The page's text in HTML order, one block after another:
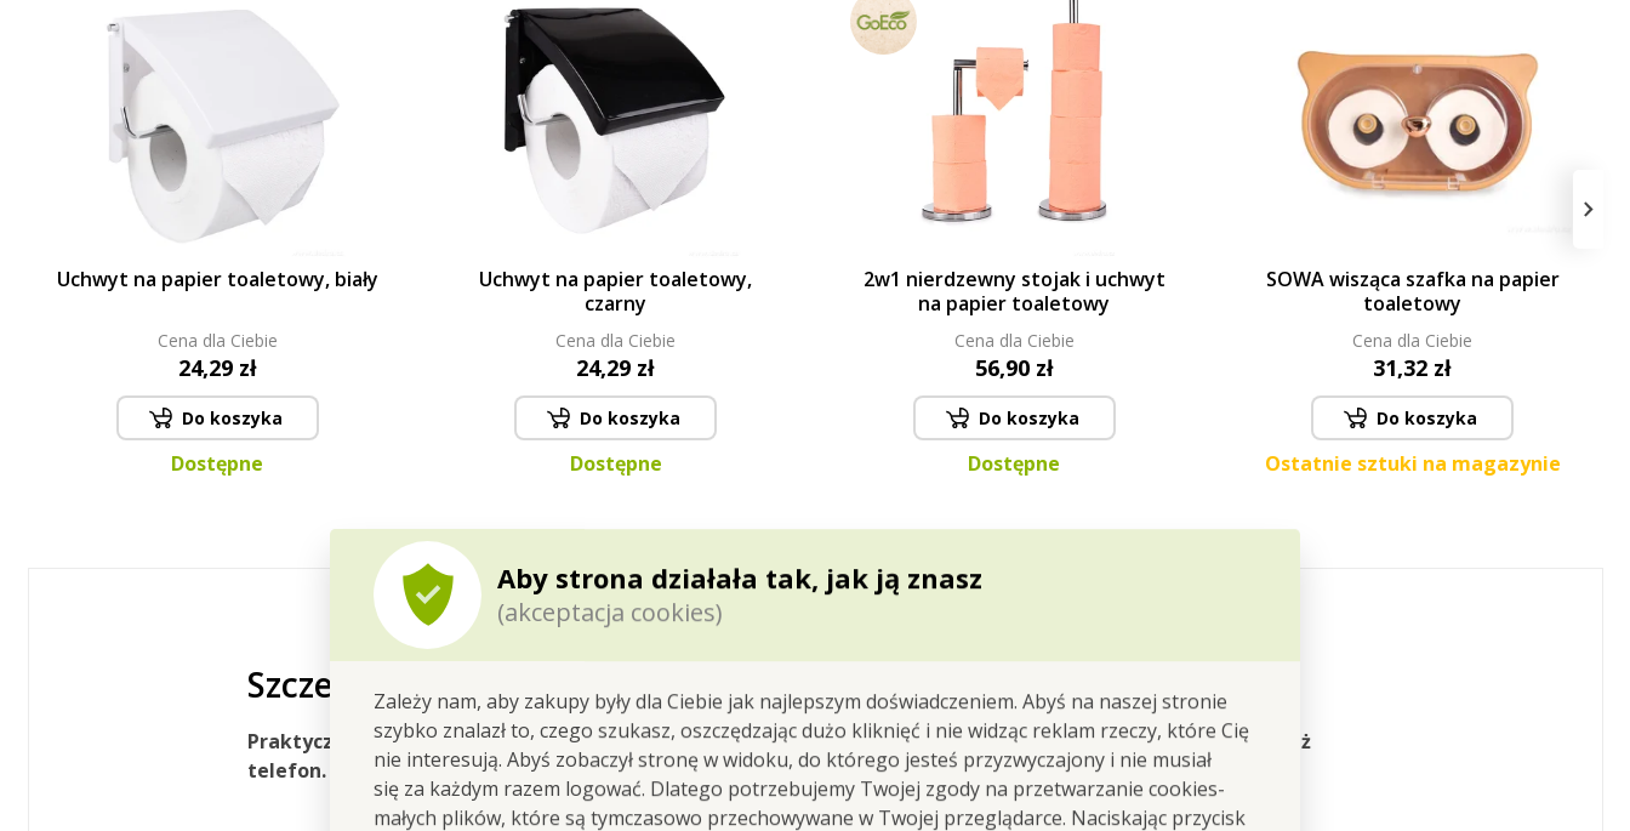
Aby strona działała tak, jak ją znasz
(akceptacja cookies)
Zależy nam, aby zakupy były dla Ciebie jak najlepszym doświadczeniem. Abyś na naszej stronie
szybko znalazł to, czego szukasz, oszczędzając dużo kliknięć i nie widząc reklam rzeczy, które Cię
nie interesują. Abyś zobaczył stronę w widoku, do którego jesteś przyzwyczajony i nie musiał
się za każdym razem logować. Dlatego potrzebujemy Twojej zgody na przetwarzanie cookies-
małych plików, które są tymczasowo przechowywane w Twojej przeglądarce. Naciskając przycisk
Uchwyt na papier toaletowy, biały
Cena dla Ciebie
24,29 zł
Do koszyka
Dostępne
Uchwyt na papier toaletowy,
czarny
Cena dla Ciebie
24,29 zł
Do koszyka
Dostępne
2w1 nierdzewny stojak i uchwyt
na papier toaletowy
Cena dla Ciebie
56,90 zł
Do koszyka
Dostępne
SOWA wisząca szafka na papier
toaletowy
Cena dla Ciebie
31,32 zł
Do koszyka
Ostatnie sztuki na magazynie
›
Szczegółowy opis
Praktyczną szafkęwykorzystasz na papier toaletowylubręczniczki, na górze można praktycznieodłożyć też
telefon.